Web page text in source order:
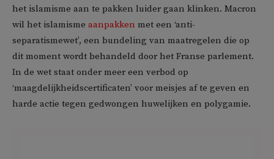
het islamisme aan te pakken luider gaan klinken. Macron
wil het islamisme aanpakken met een ‘anti-
separatismewet’, een bundeling van maatregelen die op
dit moment wordt behandeld door het Franse parlement.
In de wet staat onder meer een verbod op
‘maagdelijkheidscertificaten’ voor meisjes af te geven en
harde actie tegen gedwongen huwelijken en polygamie.